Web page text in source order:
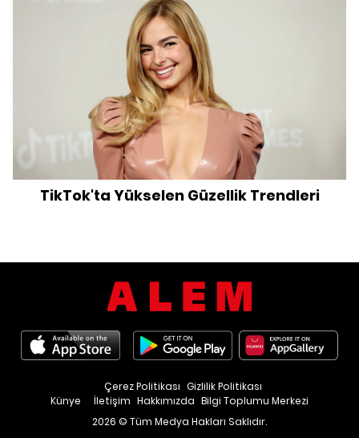
TikTok'ta Yükselen Güzellik Trendleri
Künye İletişim Hakkımızda Bilgi Toplumu Merkezi
Çerez Politikası Gizlilik Politikası
2026 © Tüm Medya Hakları Saklıdır.